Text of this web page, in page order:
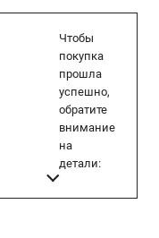
Чтобы
покупка
прошла
успешно,
обратите
внимание
на
детали: